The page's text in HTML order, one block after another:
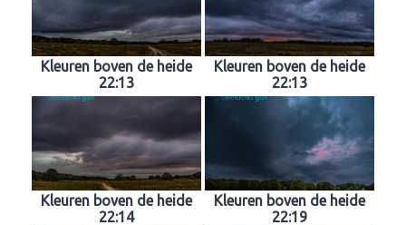
Kleuren boven de heide
22:13
Kleuren boven de heide
22:13
Kleuren boven de heide
22:14
Kleuren boven de heide
22:19